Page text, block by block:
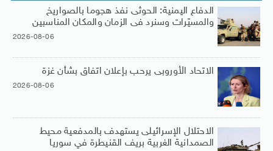
الدفاع اليمنية: الحوثى نفذ هجوما بالصواريخ
والمسيّرات وسنرد فى الزمان والمكان المناسبين
2026-08-06
الاتحاد الأوروبى يرحب بإعلان اتفاق بشأن غزة
2026-08-06
الاحتلال الإسرائيلى يستهدف بالمدفعية محيط
الصمدانية الغربية بريف القنيطرة في سوريا